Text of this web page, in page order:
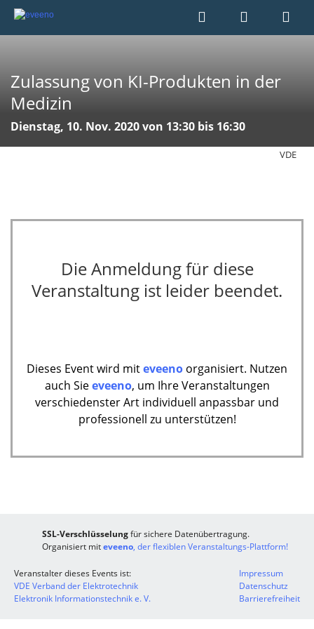
Zulassung von KI-Produkten in der
Medizin
Dienstag, 10. Nov. 2020 von 13:30 bis 16:30
VDE
Die Anmeldung für diese
Veranstaltung ist leider beendet.
Dieses Event wird miteveeno organisiert. Nutzen
auch Sieeveeno, um Ihre Veranstaltungen
verschiedenster Art individuell anpassbar und
professionell zu unterstützen!
SSL-Verschlüsselungfür sichere Datenübertragung.
Organisiert miteveeno, der flexiblen Veranstaltungs-Plattform!
Veranstalter dieses Events ist:
VDE Verband der Elektrotechnik
Elektronik Informationstechnik e. V.
Impressum
Datenschutz
Barrierefreiheit